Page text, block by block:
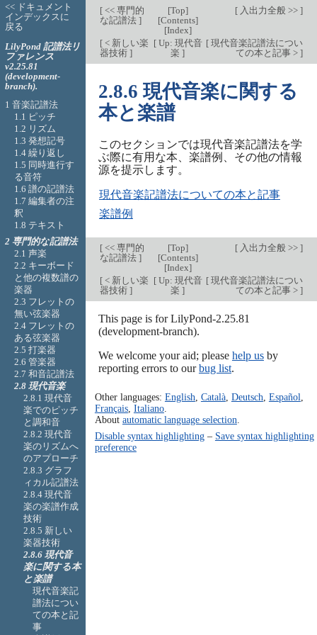
[<< 専門的
な記譜法 ]
[Top]
[Contents]
[Index]
[入出力全般 >> ]
[< 新しい楽
器技術 ]
[Up: 現代音
楽]
[現代音楽記譜法につい
ての本と記事 > ]
2.8.6 現代音楽に関する
本と楽譜
このセクションでは現代音楽記譜法を学
ぶ際に有用な本、楽譜例、その他の情報
源を提示します。
現代音楽記譜法についての本と記事
楽譜例
[<< 専門的
な記譜法 ]
[Top]
[Contents]
[Index]
[入出力全般 >> ]
[< 新しい楽
器技術 ]
[Up: 現代音
楽]
[現代音楽記譜法につい
ての本と記事 > ]
This page is for LilyPond-2.25.81
(development-branch).
We welcome your aid; please help usby
reporting errors to ourbug list.
Other languages: English Català, Deutsch Español
Français, Italiano.
About automatic language selection
Disable syntax highlighting– Save syntax highlighting
preference
<< ドキュメント
インデックスに
戻る
LilyPond 記譜法リ
ファレンス
v2.25.81
(development-
branch).
1 音楽記譜法
1.1 ピッチ
1.2 リズム
1.3 発想記号
1.4 繰り返し
1.5 同時進行す
る音符
1.6 譜の記譜法
1.7 編集者の注
釈
1.8 テキスト
2 専門的な記譜法
2.1 声楽
2.2 キーボード
と他の複数譜の
楽器
2.3 フレットの
無い弦楽器
2.4 フレットの
ある弦楽器
2.5 打楽器
2.6 管楽器
2.7 和音記譜法
2.8 現代音楽
2.8.1 現代音
楽でのピッチ
と調和音
2.8.2 現代音
楽のリズムへ
のアプローチ
2.8.3 グラフ
ィカル記譜法
2.8.4 現代音
楽の楽譜作成
技術
2.8.5 新しい
楽器技術
2.8.6 現代音
楽に関する本
と楽譜
現代音楽記
譜法につい
ての本と記
事